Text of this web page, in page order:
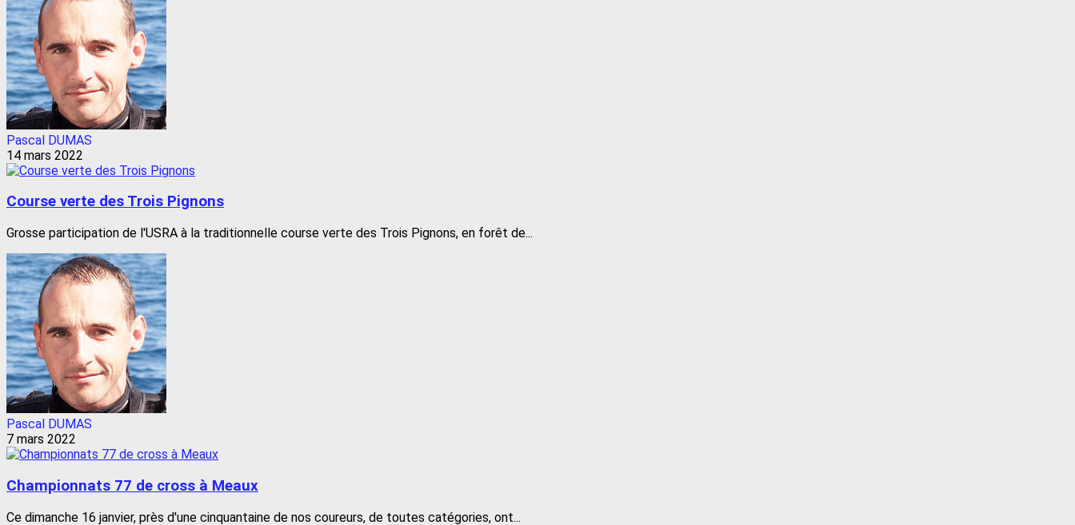
Pascal DUMAS
14 mars 2022
Course verte des Trois Pignons
Grosse participation de l'USRA à la traditionnelle course verte des Trois Pignons, en forêt de...
Pascal DUMAS
7 mars 2022
Championnats 77 de cross à Meaux
Ce dimanche 16 janvier, près d'une cinquantaine de nos coureurs, de toutes catégories, ont...